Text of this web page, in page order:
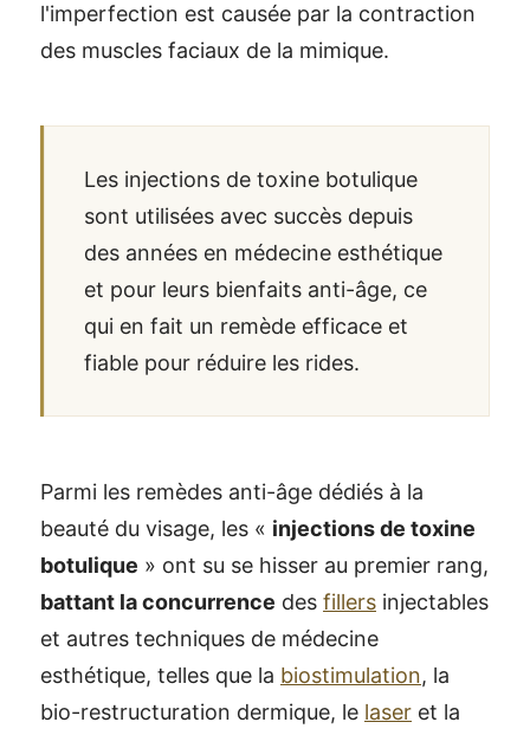
l'imperfection est causée par la contraction
des muscles faciaux de la mimique.
Les injections de toxine botulique
sont utilisées avec succès depuis
des années en médecine esthétique
et pour leurs bienfaits anti-âge, ce
qui en fait un remède efficace et
fiable pour réduire les rides.
Parmi les remèdes anti-âge dédiés à la
beauté du visage, les « injections de toxine
botulique » ont su se hisser au premier rang,
battant la concurrence des fillers injectables
et autres techniques de médecine
esthétique, telles que la biostimulation, la
bio-restructuration dermique, le laser et la